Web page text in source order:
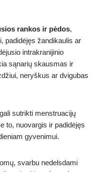
rankos ir pėdos,
padidėjęs žandikaulis ar
intrakranijinio
sąnarių skausmas ir
neryškus ar dvigubas
sutrikti menstruacijų
to, nuovargis ir padidėjęs
gyvenimui.
svarbu nedelsdami